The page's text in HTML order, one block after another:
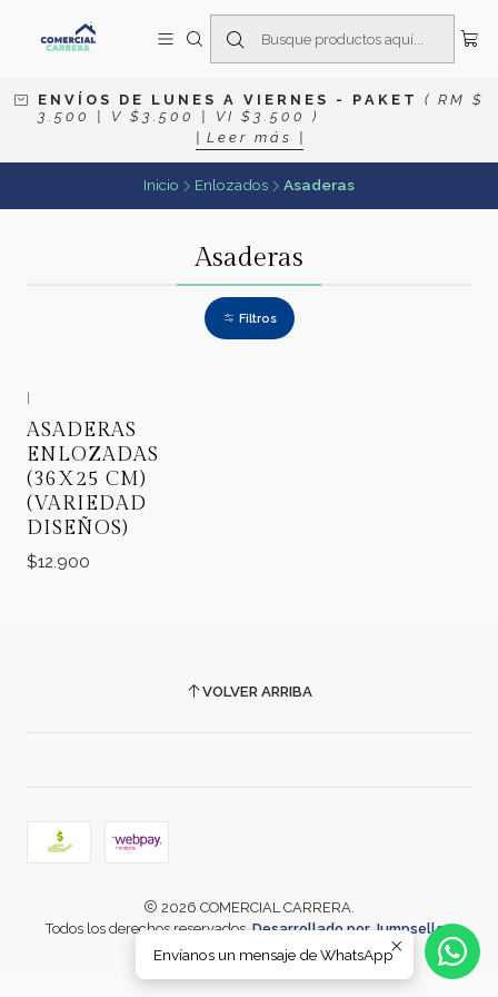
E N V Í O S D E L U N E S A V I E R N E S - P A K E T
( R M $
3 . 5 0 0 | V $ 3 . 5 0 0 | V I $ 3 . 5 0 0 )
| L e e r m á s |
Inicio Enlozados Asaderas
Asaderas
Filtros
|
ASADERAS
ENLOZADAS
(36X25 CM)
(VARIEDAD
DISEÑOS)
$12.900
VOLVER ARRIBA
2026 COMERCIAL CARRERA.
Todos los derechos reservados. Desarrollado por Jumpseller.
Envíanos un mensaje de WhatsApp